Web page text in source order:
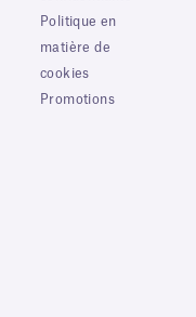
Politique en
matière de
cookies
Promotions